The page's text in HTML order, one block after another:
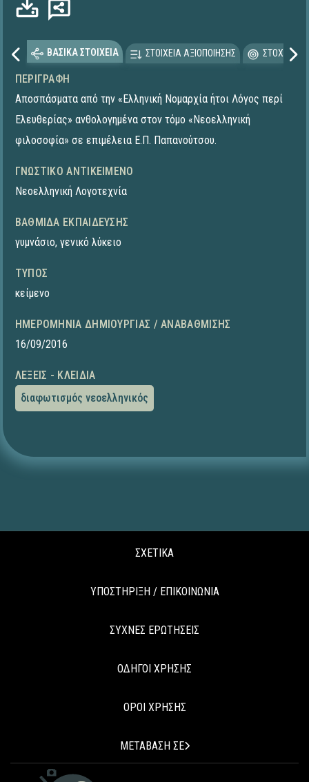
ΒΑΣΙΚΑ ΣΤΟΙΧΕΙΑ ΣΤΟΙΧΕΙΑ ΑΞΙΟΠΟΙΗΣΗΣ
ΠΕΡΙΓΡΑΦΉ
Αποσπάσματα από την «Ελληνική Νομαρχία ήτοι Λόγος περί
Ελευθερίας» ανθολογημένα στον τόμο «Νεοελληνική
φιλοσοφία» σε επιμέλεια Ε.Π. Παπανούτσου.
ΓΝΩΣΤΙΚΌ ΑΝΤΙΚΕΊΜΕΝΟ
Νεοελληνική Λογοτεχνία
ΒΑΘΜΊΔΑ ΕΚΠΑΊΔΕΥΣΗΣ
γυμνάσιο, γενικό λύκειο
ΤΎΠΟΣ
κείμενο
ΗΜΕΡΟΜΗΝΊΑ ΔΗΜΙΟΥΡΓΊΑΣ / ΑΝΑΒΆΘΜΙΣΗΣ
16/09/2016
ΛΈΞΕΙΣ - ΚΛΕΙΔΙΆ
διαφωτισμός νεοελληνικός
ΣΧΕΤΙΚΑ
ΥΠΟΣΤΗΡΙΞΗ / ΕΠΙΚΟΙΝΩΝΙΑ
ΣΥΧΝΕΣ ΕΡΩΤΗΣΕΙΣ
ΟΔΗΓΟΙ ΧΡΗΣΗΣ
ΟΡΟΙ ΧΡΗΣΗΣ
ΜΕΤΑΒΑΣΗ ΣΕ